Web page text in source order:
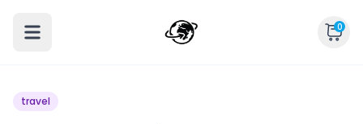
0
travel